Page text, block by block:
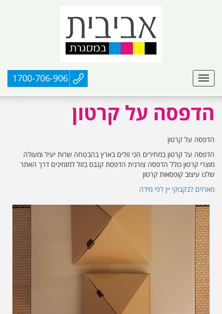
1700-706-906
הדפסה על קרטון
הדפסה על קרטון
הדפסה על קרטון במחירים הכי זולים בארץ בהבטחה שרות יעיל ומעולה
מוצרי קרטון כולל הדפסה צורנית הדפסת קנבס בזול למזמינים דרך האתר
שלנו עיצוב קופסאות קרטון
מארזים לבקבוקי יין לפי מידה